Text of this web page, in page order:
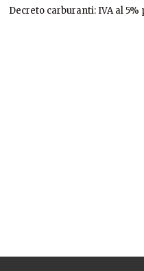
Decreto carburanti: IVA al